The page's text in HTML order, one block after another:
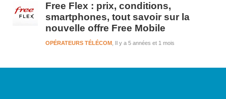
Free Flex : prix, conditions,
smartphones, tout savoir sur la
nouvelle offre Free Mobile
Il y a 5 années et 1 mois
OPÉRATEURS TÉLÉCOM